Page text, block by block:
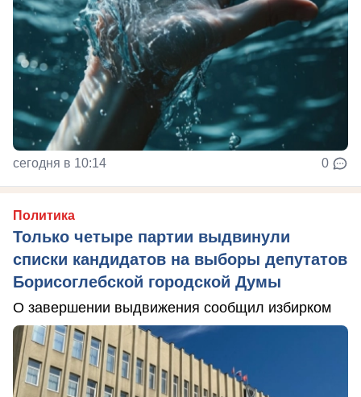
сегодня в 10:14 0
Политика
Только четыре партии выдвинули
списки кандидатов на выборы депутатов
Борисоглебской городской Думы
О завершении выдвижения сообщил избирком